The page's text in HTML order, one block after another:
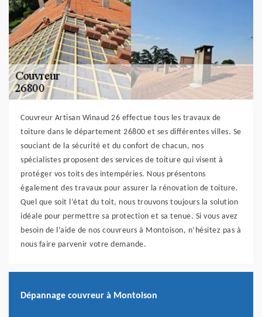
Couvreur Artisan Winaud 26 effectue tous les travaux de
toiture dans le département 26800 et ses différentes villes. Se
souciant de la sécurité et du confort de chacun, nos
spécialistes proposent des services de toiture qui visent à
protéger vos toits des intempéries. Nous présentons
également des travaux pour assurer la rénovation de toiture.
Quel que soit l’état du toit, nous trouvons toujours la solution
idéale pour permettre sa protection et sa tenue. Si vous avez
besoin de l’aide de nos couvreurs à Montoison, n’hésitez pas à
nous faire parvenir votre demande.
Dépannage couvreur à Montoison